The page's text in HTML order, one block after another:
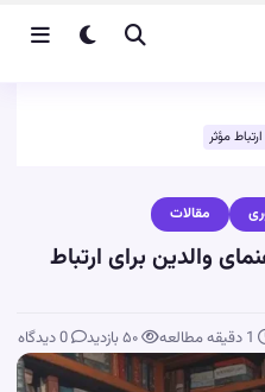
مؤثر
مقالات
والدین برای ارتباط
۵۰بازدید